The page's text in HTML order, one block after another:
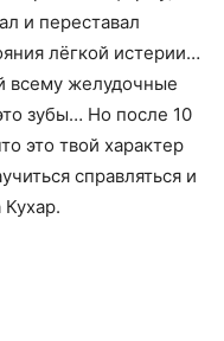
и переставал
лёгкой истерии…
всему желудочные
зубы… Но после 10
это твой характер
справляться и